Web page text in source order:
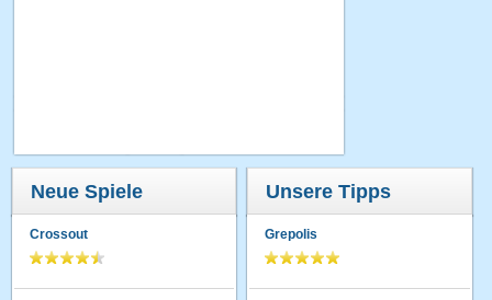
Neue Spiele
Crossout
Unsere Tipps
Grepolis